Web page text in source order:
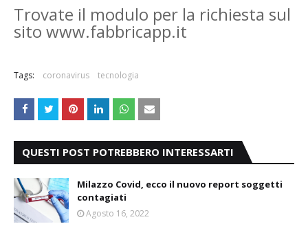
Trovate il modulo per la richiesta sul
sito www.fabbricapp.it
Tags: coronavirus tecnologia
QUESTI POST POTREBBERO INTERESSARTI
Milazzo Covid, ecco il nuovo report soggetti
contagiati
Agosto 16, 2022